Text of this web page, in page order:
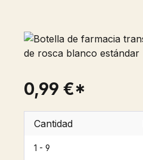
0,99 €*
Cantidad
1 - 9